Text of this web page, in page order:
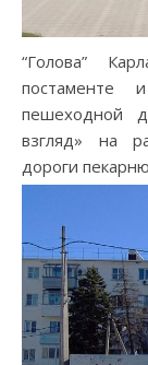
“Голова”
постаменте
пешеходной
взгляд» на
дороги